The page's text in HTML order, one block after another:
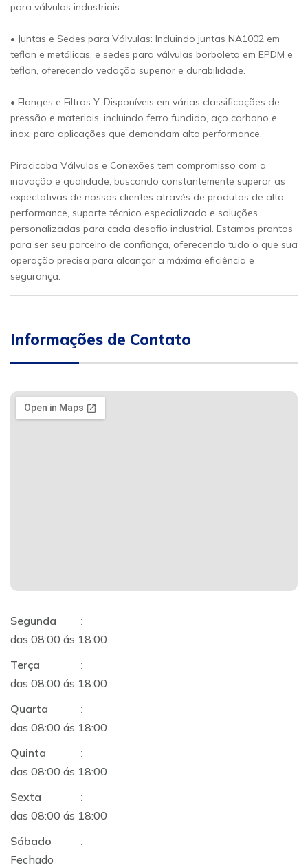
para válvulas industriais.
• Juntas e Sedes para Válvulas: Incluindo juntas NA1002 em
teflon e metálicas, e sedes para válvulas borboleta em EPDM e
teflon, oferecendo vedação superior e durabilidade.
• Flanges e Filtros Y: Disponíveis em várias classificações de
pressão e materiais, incluindo ferro fundido, aço carbono e
inox, para aplicações que demandam alta performance.
Piracicaba Válvulas e Conexões tem compromisso com a
inovação e qualidade, buscando constantemente superar as
expectativas de nossos clientes através de produtos de alta
performance, suporte técnico especializado e soluções
personalizadas para cada desafio industrial. Estamos prontos
para ser seu parceiro de confiança, oferecendo tudo o que sua
operação precisa para alcançar a máxima eficiência e
segurança.
Informações de Contato
Segunda
:
das 08:00 ás 18:00
Terça
:
das 08:00 ás 18:00
Quarta
:
das 08:00 ás 18:00
Quinta
:
das 08:00 ás 18:00
Sexta
:
das 08:00 ás 18:00
Sábado
:
Fechado